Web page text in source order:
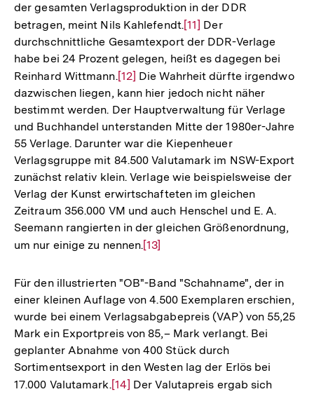
der gesamten Verlagsproduktion in der DDR
betragen, meint Nils Kahlefendt.Zur
Auflösung
der
Fußnote
[11] Der
durchschnittliche Gesamtexport der DDR-Verlage
habe bei 24 Prozent gelegen, heißt es dagegen bei
Reinhard Wittmann.Zur
Auflösung
der
Fußnote
[12] Die Wahrheit dürfte irgendwo
dazwischen liegen, kann hier jedoch nicht näher
bestimmt werden. Der Hauptverwaltung für Verlage
und Buchhandel unterstanden Mitte der 1980er-Jahre
55 Verlage. Darunter war die Kiepenheuer
Verlagsgruppe mit 84.500 Valutamark im NSW-Export
zunächst relativ klein. Verlage wie beispielsweise der
Verlag der Kunst erwirtschafteten im gleichen
Zeitraum 356.000 VM und auch Henschel und E. A.
Seemann rangierten in der gleichen Größenordnung,
um nur einige zu nennen.Zur
der
Fußnote
[13]
Für den illustrierten "OB"-Band "Schahname", der in
einer kleinen Auflage von 4.500 Exemplaren erschien,
wurde bei einem Verlagsabgabepreis (VAP) von 55,25
Mark ein Exportpreis von 85,– Mark verlangt. Bei
geplanter Abnahme von 400 Stück durch
Sortimentsexport in den Westen lag der Erlös bei
17.000 Valutamark.Zur
[14] Der Valutapreis ergab sich